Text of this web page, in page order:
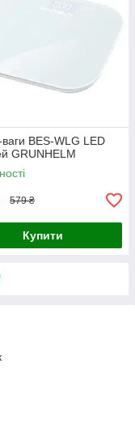
ваги BES-WLG LED
GRUNHELM
579 ₴
Купити